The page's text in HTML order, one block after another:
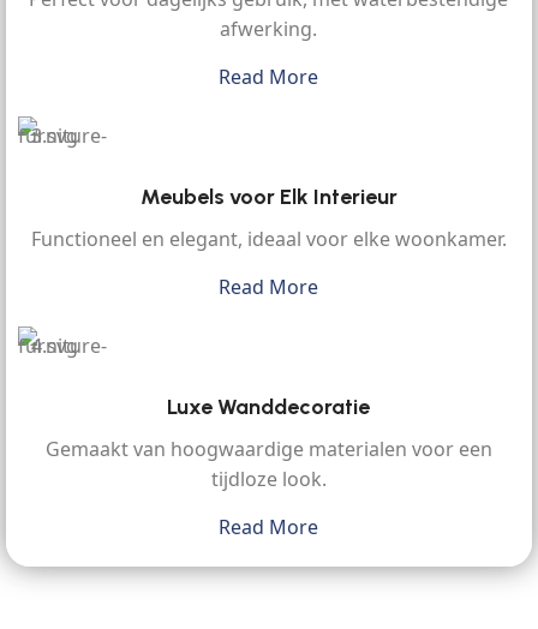
afwerking.
Read More
Meubels voor Elk Interieur
Functioneel en elegant, ideaal voor elke woonkamer.
Read More
Luxe Wanddecoratie
Gemaakt van hoogwaardige materialen voor een
tijdloze look.
Read More